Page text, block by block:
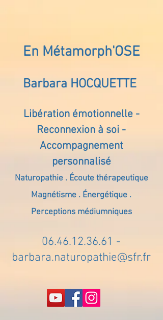
En Métamorph'OSE
Barbara HOCQUETTE
Libération émotionnelle -
Reconnexion à soi -
Accompagnement
personnalisé
Naturopathie . Écoute thérapeutique
Magnétisme . Énergétique .
Perceptions médiumniques
06.46.12.36.61 -
barbara.naturopathie@sfr.fr